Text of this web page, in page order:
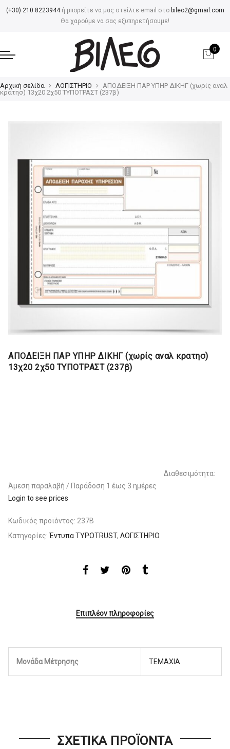
(+30) 210 8223944ή μπορείτε να μας στείλτε email στο bileo2@gmail.com
Θα χαρούμε να σας εξυπηρετήσουμε!
0
Αρχική σελίδα ΛΟΓΙΣΤΗΡΙΟ
ΑΠΟΔΕΙΞΗ ΠΑΡ ΥΠΗΡ ΔΙΚΗΓ (χωρίς αναλ
κρατησ) 13χ20 2χ50 ΤΥΠΟΤΡΑΣΤ (237β)
ΑΠΟΔΕΙΞΗ ΠΑΡ ΥΠΗΡ ΔΙΚΗΓ (χωρίς αναλ κρατησ)
13χ20 2χ50 ΤΥΠΟΤΡΑΣΤ (237β)
Διαθεσιμότητα:
Άμεση παραλαβή / Παράδoση 1 έως 3 ημέρες
Login to see prices
Κωδικός προϊόντος: 237B
Κατηγορίες:Έντυπα TYPOTRUST, ΛΟΓΙΣΤΗΡΙΟ
Επιπλέον πληροφορίες
Μονάδα Μέτρησης ΤΕΜΑΧΙΑ
ΣΧΕΤΙΚΆ ΠΡΟΪΌΝΤΑ